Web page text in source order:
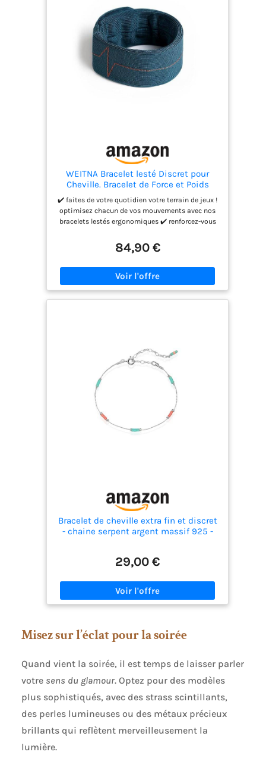
bracelets lestés préviennent tout risque
d'irritation ✔️ conseillé : à toute personne qui
aimerait se renforcer, performer ou simplement
soucieuse de son bien-être ✔️ adapté : 5 tailles et
4 coloris différents pour s'adapter parfaitement à
votre morphologie et goûts vestimentaires ✔️
origine france : de la conception à la livraison,
nos poids de poignets sont entièrement produits
WEITNA Bracelet lesté Discret pour
Cheville. Bracelet de Force et Poids
pour Cheville de 500g - Renforcez-Vous
intelligemment et Faites de Votre
Quotidien Votre séance de Sport
spécialisée
✔️ faites de votre quotidien votre terrain de jeux !
optimisez chacun de vos mouvements avec nos
bracelets lestés ergonomiques ✔️ renforcez-vous
500g, minutieusement choisi, augmente votre
activité musculaire, ce qui vous renforce en
✔️ un bijou fonctionnel : conçu pour vous, nos
bracelets sont réfléchis depuis des années afin
matériaux de haute qualité utilisés dans ces
bracelets lestés préviennent tout risque
d'irritation ✔️ conseillé : à toute personne qui
aimerait se renforcer, performer ou simplement
soucieuse de son bien-être ✔️ adapté : 5 tailles et
4 coloris différents pour s'adapter parfaitement à
votre morphologie et goûts vestimentaires ✔️
origine france : de la conception à la livraison,
84,90 €
Bracelet de cheville extra fin et discret
- chaine serpent argent massif 925 -
29,00 €
Misez sur l’éclat pour la soirée
Quand vient la soirée, il est temps de laisser parler
votre sens du glamour. Optez pour des modèles
plus sophistiqués, avec des strass scintillants,
des perles lumineuses ou des métaux précieux
brillants qui reflètent merveilleusement la
lumière.